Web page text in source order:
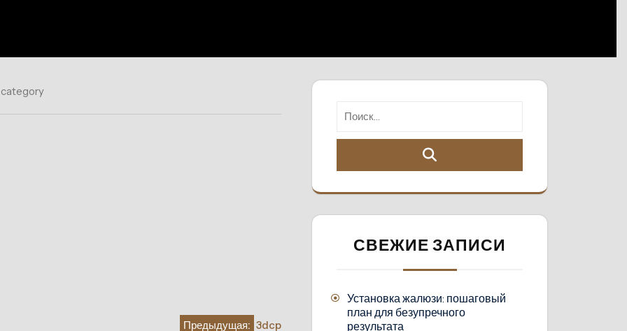
category
Предыдущая: 3dcp
СВЕЖИЕ ЗАПИСИ
Установка жалюзи: пошаговый
план для безупречного
результата